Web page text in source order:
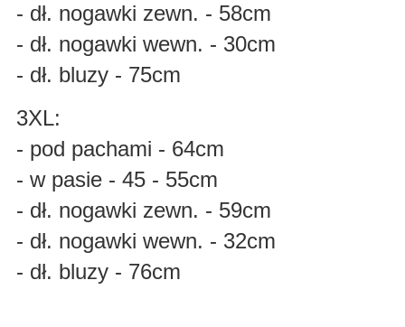
- dł. nogawki zewn. - 58cm
- dł. nogawki wewn. - 30cm
- dł. bluzy - 75cm
3XL:
- pod pachami - 64cm
- w pasie - 45 - 55cm
- dł. nogawki zewn. - 59cm
- dł. nogawki wewn. - 32cm
- dł. bluzy - 76cm